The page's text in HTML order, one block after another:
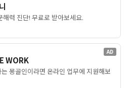
해력 진단! 무료로 받아보세요.
AD
WORK
몽골인이라면 온라인 업무에 지원해보